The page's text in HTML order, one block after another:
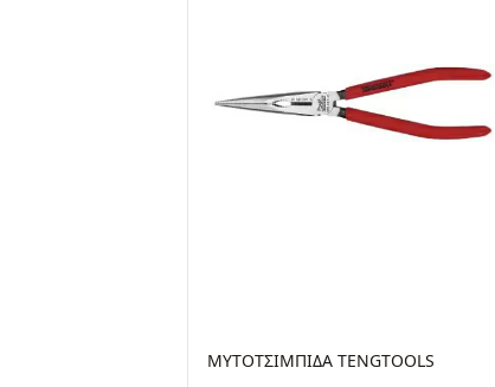
ΜΥΤΟΤΣΙΜΠΙΔΑ TENGTOOLS